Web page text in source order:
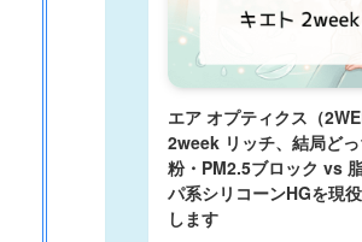
エア オプティクス（
2week リッチ、結局ど
粉・PM2.5ブロック vs
パ系シリコーンHGを現
します